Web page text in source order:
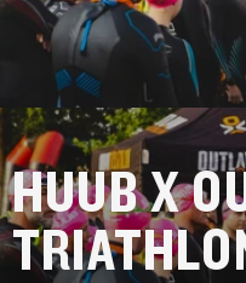
HUUB X